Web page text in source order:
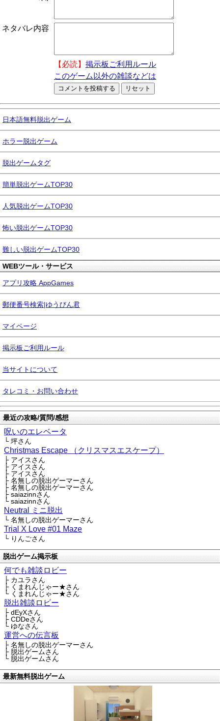
ネタバレ内容
【必読】 掲示板ご利用ルール
このゲーム以外の雑談などは
日本語無料脱出ゲーム
ホラー脱出ゲーム
脱出ゲームタグ
簡単脱出ゲームTOP30
人気脱出ゲームTOP30
怖い脱出ゲームTOP30
難しい脱出ゲームTOP30
WEBツール・サービス
アプリ攻略 AppGames
郵便番号検索|ゆうびん君
マイページ
掲示板ご利用ルール
当サイトについて
タレコミ・お問い合わせ
最近の攻略/質問/感想
呪いのエレベータ
└ 坪さん
Christmas Escape （クリスマスエスケープ）
├ アイスさん
├ アイスさん
├ アイスさん
├ 名無しの脱出ゲーマーさん
├ 名無しの脱出ゲーマーさん
├ saiazinnさん
└ saiazinnさん
Neutral ミニ脱出
└ 名無しの脱出ゲーマーさん
Trial X Love #01 Maze
└ りんごさん
脱出ゲーム掲示板
何でも雑談ロビー
├ カユラさん
├ くまれんじゃー★さん
└ くまれんじゃー★さん
脱出雑談ロビー
├ dEyXさん
├ CDDeさん
└ ゆなさん
運営への伝言板
├ 名無しの脱出ゲーマーさん
├ 脱出ゲームさん
└ 脱出ゲームさん
最新無料脱出ゲーム